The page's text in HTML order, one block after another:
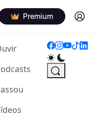
Premium Log in
(current)